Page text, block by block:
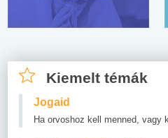
Kiemelt témák
Jogaid
Ha orvoshoz kell menned, vagy